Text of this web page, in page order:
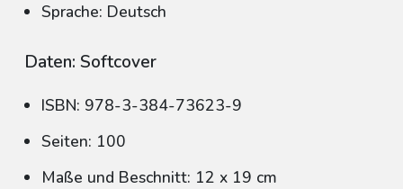
Sprache: Deutsch
Daten: Softcover
ISBN: 978-3-384-73623-9
Seiten: 100
Maße und Beschnitt: 12 x 19 cm